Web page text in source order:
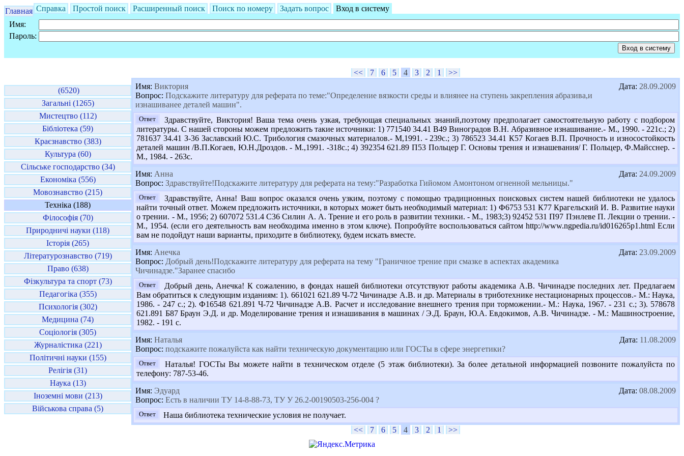
Главная Справка Простой поиск Расширенный поиск Поиск по номеру Задать вопрос
Вход в систему
Имя:
Пароль:
(6520)
Загальні (1265)
Мистецтво (112)
Бібліотека (59)
Краєзнавство (383)
Культура (60)
Сільське господарство (34)
Економіка (556)
Мовознавство (215)
Техніка (188)
Філософія (70)
Природничі науки (118)
Історія (265)
Літературознавство (719)
Право (638)
Фізкультура та спорт (73)
Педагогіка (355)
Психологія (302)
Медицина (74)
Соціологія (305)
Журналістика (221)
Політичні науки (155)
Релігія (31)
Наука (13)
Іноземні мови (213)
Військова справа (5)
<< 7 6 5 4 3 2 1
>>
Дата: 28.09.2009
Имя: Виктория
Вопрос: Подскажите литературу для реферата по теме:"Определение вязкости среды и влиянее на ступень закрепления абразива,и
изнашиванее деталей машин".
Ответ
Здравствуйте, Виктория! Ваша тема очень узкая, требующая специальных знаний,поэтому предполагает самостоятельную работу с подбором
литературы. С нашей стороны можем предложить такие источники: 1) 771540 34.41 В49 Виноградов В.Н. Абразивное изнашивание.- М., 1990. - 221с.; 2)
781637 34.41 З-36 Заславский Ю.С. Трибология смазочных материалов.- М,1991. - 239с.; 3) 786523 34.41 К57 Когаев В.П. Прочность и износостойкость
деталей машин /В.П.Когаев, Ю.Н.Дроздов. - М.,1991. -318с.; 4) 392354 621.89 П53 Польцер Г. Основы трения и изнашевания/ Г. Польцер, Ф.Майсснер. -
М., 1984. - 263с.
Дата: 24.09.2009
Имя: Анна
Вопрос: Здравствуйте!Подскажите литературу для реферата на тему:"Разработка Гийомом Амонтоном огненной мельницы."
Ответ
Здравствуйте, Анна! Ваш вопрос оказался очень узким, поэтому с помощью традиционных поисковых систем нашей библиотеки не удалось
найти точный ответ. Можем предложить источники, в которых может быть необходимый материал: 1) Ф6753 531 К77 Крагельский И. В. Развитие науки
о трении. - М., 1956; 2) 607072 531.4 С36 Силин А. А. Трение и его роль в развитии техники. - М., 1983;3) 92452 531 П97 Пэнлеве П. Лекции о трении. -
М., 1954. (если его деятельность вам необходима именно в этом ключе). Попробуйте воспользоваться сайтом http://www.ngpedia.ru/id016265p1.html Если
вам не подойдут наши варианты, приходите в библиотеку, будем искать вместе.
Дата: 23.09.2009
Имя: Анечка
Вопрос: Добрый день!Подскажите литературу для реферата на тему "Граничное трение при смазке в аспектах академика
Чичинадзе."Заранее спасибо
Ответ
Добрый день, Анечка! К сожалению, в фондах нашей библиотеки отсутствуют работы академика А.В. Чичинадзе последних лет. Предлагаем
Вам обратиться к следующим изданиям: 1). 661021 621.89 Ч-72 Чичинадзе А.В. и др. Материалы в триботехнике нестационарных процессов.- М.: Наука,
1986. - 247 с.; 2). Ф16548 621.891 Ч-72 Чичинадзе А.В. Расчет и исследование внешнего трения при торможении.- М.: Наука, 1967. - 231 с.; 3). 578678
621.891 Б87 Браун Э.Д. и др. Моделирование трения и изнашивания в машинах / Э.Д. Браун, Ю.А. Евдокимов, А.В. Чичинадзе. - М.: Машиностроение,
1982. - 191 с.
Дата: 11.08.2009
Имя: Наталья
Вопрос: подскажите пожалуйста как найти техническую документацию или ГОСТы в сфере энергетики?
Ответ
Наталья! ГОСТы Вы можете найти в техническом отделе (5 этаж библиотеки). За более детальной информацией позвоните пожалуйста по
телефону: 787-53-46.
Дата: 08.08.2009
Имя: Эдуард
Вопрос: Есть в наличии ТУ 14-8-88-73, ТУ У 26.2-00190503-256-004 ?
Ответ
Наша библиотека технические условия не получает.
<<
7 6 5 4 3 2 1 >>